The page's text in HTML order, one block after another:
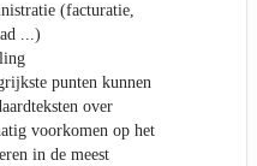
(facturatie,
...)
punten kunnen
over
voorkomen op het
in de meest